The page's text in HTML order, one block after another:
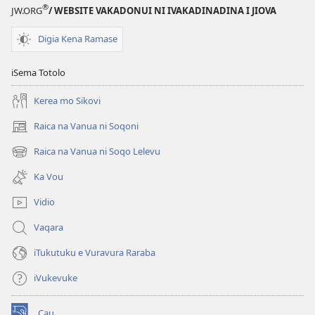
JW.ORG®/ WEBSITE VAKADONUI NI IVAKADINADINA I JIOVA
Digia Kena Ramase
iSema Totolo
Kerea mo Sikovi
Raica na Vanua ni Soqoni
(opens
new
window)
Raica na Vanua ni Soqo Lelevu
(opens
new
window)
Ka Vou
Vidio
Vaqara
iTukutuku e Vuravura Raraba
iVukevuke